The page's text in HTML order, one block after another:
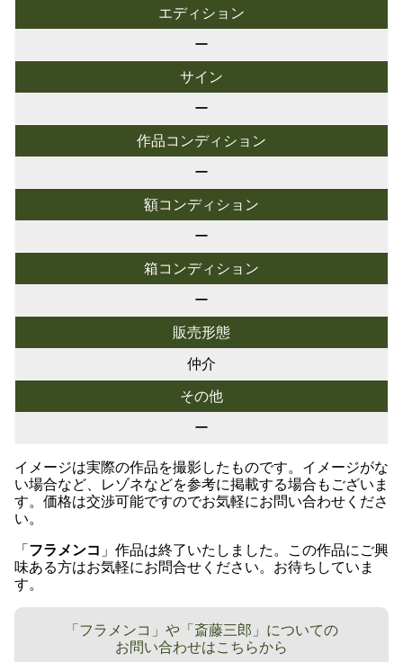
エディション
ー
サイン
ー
作品コンディション
ー
額コンディション
ー
箱コンディション
ー
販売形態
仲介
その他
ー
イメージは実際の作品を撮影したものです。イメージがな
い場合など、レゾネなどを参考に掲載する場合もございま
す。価格は交渉可能ですのでお気軽にお問い合わせくださ
い。
「 フラメンコ 」作品は終了いたしました。この作品にご興
味ある方はお気軽にお問合せください。お待ちしていま
す。
「フラメンコ」や「斎藤三郎」についての
お問い合わせはこちらから